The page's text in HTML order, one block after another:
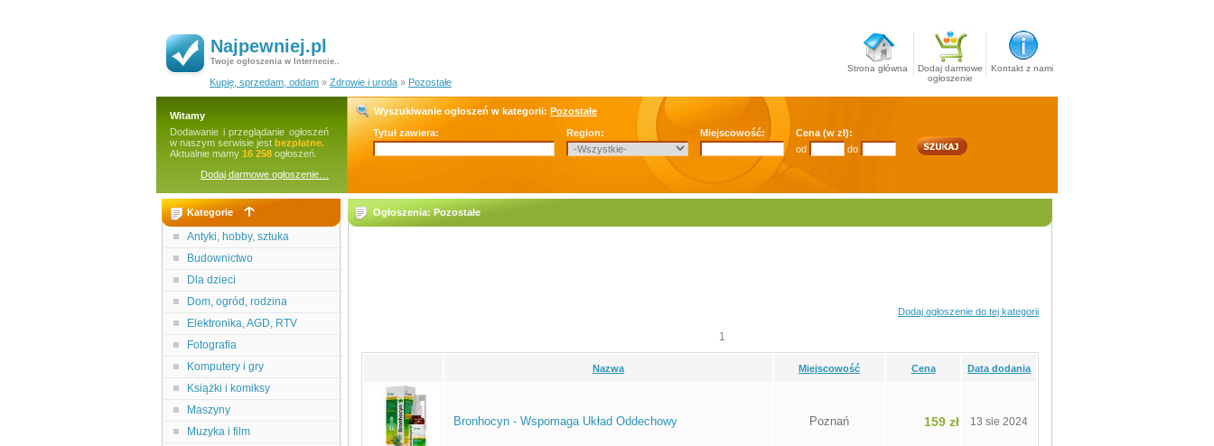
Najpewniej.pl
Twoje ogłoszenia w Internecie..
Strona główna
Dodaj darmowe
ogłoszenie
Kontakt z nami
Kupię, sprzedam, oddam » Zdrowie i uroda » Pozostałe
Witamy
Dodawanie i przeglądanie ogłoszeń
w naszym serwisie jest bezpłatne.
Aktualnie mamy 16 258 ogłoszeń.
Dodaj darmowe ogłoszenie…
Wyszukiwanie ogłoszeń w kategorii: Pozostałe
Tytuł zawiera:
Region: Miejscowość:
Cena (w zł):
od
do
Kategorie
Antyki, hobby, sztuka
Budownictwo
Dla dzieci
Dom, ogród, rodzina
Elektronika, AGD, RTV
Fotografia
Komputery i gry
Książki i komiksy
Maszyny
Muzyka i film
Ogłoszenia: Pozostałe
Dodaj ogłoszenie do tej kategorii
1
Nazwa Miejscowość Cena Data dodania
Bronhocyn - Wspomaga Układ Oddechowy Poznań 159 zł 13 sie 2024